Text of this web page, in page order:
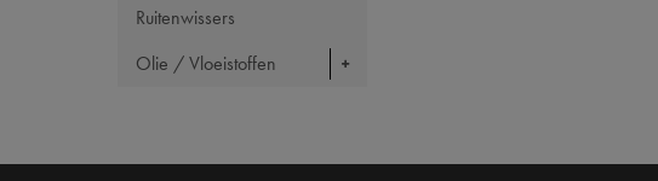
Ruitenwissers
Olie / Vloeistoffen